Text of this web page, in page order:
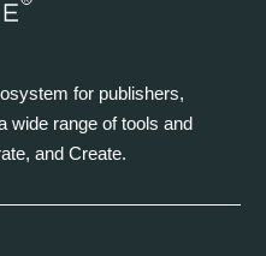
for publishers,
wide range of tools and
and Create.